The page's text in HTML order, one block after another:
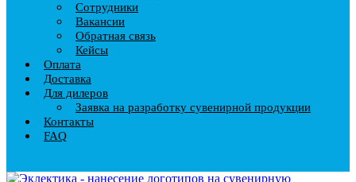
Сотрудники
Вакансии
Обратная связь
Кейсы
Оплата
Доставка
Для дилеров
Заявка на разработку сувенирной продукции
Контакты
FAQ